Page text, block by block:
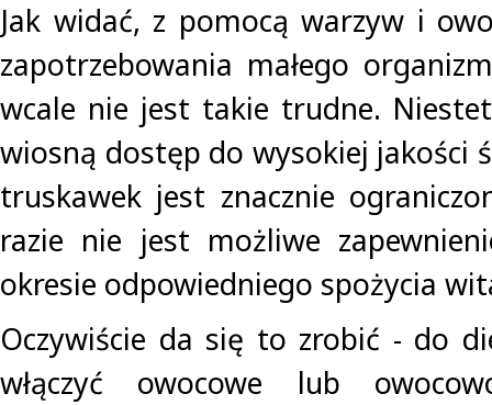
Jak widać, z pomocą warzyw i
zapotrzebowania małego
wcale nie jest takie trudne.
wiosną dostęp do wysokiej jakości
truskawek jest znacznie
razie nie jest możliwe
okresie odpowiedniego spożycia
Oczywiście da się to zrobić - do
włączyć owocowe lub